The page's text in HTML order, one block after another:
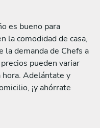
es bueno para
la comodidad de casa,
la demanda de Chefs a
pueden variar
Adelántate y
¡y ahórrate